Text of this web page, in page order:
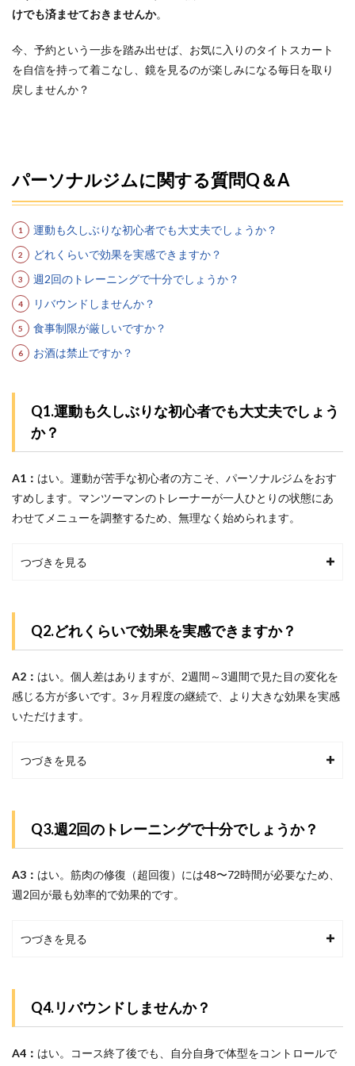
けでも済ませておきませんか。
今、予約という一歩を踏み出せば、お気に入りのタイトスカート
を自信を持って着こなし、鏡を見るのが楽しみになる毎日を取り
戻しませんか？
パーソナルジムに関する質問Q＆A
運動も久しぶりな初心者でも大丈夫でしょうか？
どれくらいで効果を実感できますか？
週2回のトレーニングで十分でしょうか？
リバウンドしませんか？
食事制限が厳しいですか？
お酒は禁止ですか？
Q1.運動も久しぶりな初心者でも大丈夫でしょう
か？
A1： はい。運動が苦手な初心者の方こそ、パーソナルジムをおす
すめします。マンツーマンのトレーナーが一人ひとりの状態にあ
わせてメニューを調整するため、無理なく始められます。
つづきを見る
Q2.どれくらいで効果を実感できますか？
A2： はい。 個人差はありますが、2週間～3週間で見た目の変化を
感じる方が多いです。3ヶ月程度の継続で、より大きな効果を実感
いただけます。
つづきを見る
Q3.週2回のトレーニングで十分でしょうか？
A3： はい。筋肉の修復（超回復）には48〜72時間が必要なため、
週2回が最も効率的で効果的です。
つづきを見る
Q4.リバウンドしませんか？
A4： はい。コース終了後でも、自分自身で体型をコントロールで